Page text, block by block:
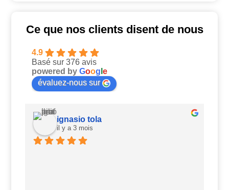
Ce que nos clients disent de nous
4.9
Basé sur 376 avis
powered byGoog le
évaluez-nous sur
ignasio tola
il y a 3 mois